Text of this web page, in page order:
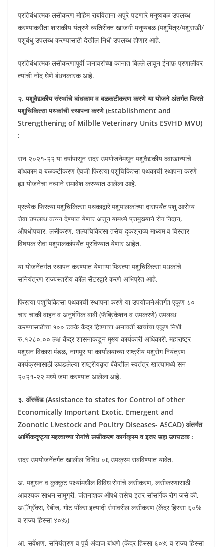
प्रतिबंधात्मक लसीकरण मोहिम राबविताना अपुरे पडणारे मनुष्यबळ उपलब्ध
करण्याकरीता शासकीय यंत्रणे व्यतिरीक्त खाजगी मनुष्यबळ (पशुमित्र/पशुसखी/
पशुबंधु उपलब्ध करण्यासाठी देखील निधी उपलब्ध होणार आहे.
प्रतिबंधात्मक लसीकरणापूर्वी जनावरांच्या कानात बिल्ले लावून ईनाफ़ प्रणालीवर
त्यांची नोंद घेणे बंधनकारक आहे.
२. पशुवैद्यकीय संस्थांचे बांधकाम व बळकटीकरण करणे या योजने अंतर्गत फिरते
पशुचिकित्सा पथकांची स्थापना करणे (Establishment and
Strengthening of Milblle Veterinary Units ESVHD MVU)
:
सन २०२१-२२ या वर्षापासून सदर उपयोजनेमधून पशुवैद्यकीय दवाखान्यांचे
बांधकाम व बळकटीकरण ऐवजी फिरत्या पशुचिकित्सा पथकाची स्थापना करणे
ह्या योजनेचा नव्याने समावेश करण्यात आलेला आहे.
प्रत्येक फिरत्या पशुचिकित्सा पथकाद्वारे पशुपालकांच्या दारापर्यंत पशु आरोग्य
सेवा उपलब्ध करुन देण्यात येणार असून यामध्ये प्रामुख्याने रोग निदान,
औषधोपचार, लसीकरण, शल्यचिकित्सा तसेच दृकश्राव्य माध्यम व विस्तार
विषयक सेवा पशुपालकांपर्यंत पुरविण्यात येणार आहेत.
या योजनेंतर्गत स्थापन करण्यात येणाऱ्या फिरत्या पशुचिकित्सा पथकांचे
सनियंत्रण राज्यस्तरीय कॉल सेंटरद्वारे करणे अभिप्रेत आहे.
फिरत्या पशुचिकित्सा पथकाची स्थापना करणे या उपयोजनेअंतर्गत एकूण ८०
चार चाकी वाहन व अनुषंगिक बाबी (फॅब्रिकेशन व उपकरणे) उपलब्ध
करण्यासाठीचा १०० टक्के केंद्र हिश्याचा अनावर्ती खर्चाचा एकूण निधी
रु.१२८०,०० लक्ष केंद्र शासनाकडून मुख्य कार्यकारी अधिकारी, महाराष्ट्र
पशुधन विकास मंडळ, नागपूर या कार्यालयाच्या राष्ट्रीय पशुरोग नियंत्रण
कार्यक्रमासाठी उघडलेल्या राष्ट्रीयकृत बँकेतील स्वतंत्र खात्यामध्ये सन
२०२१-२२ मध्ये जमा करण्यात आलेला आहे.
३. ॲस्कॅड (Assistance to states for Control of other
Economically Important Exotic, Emergent and
Zoonotic Livestock and Poultry Diseases- ASCAD) अंतर्गत
आर्थिकदृष्ट्या महत्वाच्या रोगांचे लसीकरण कार्यक्रम व इतर सहा उपघटक :
सदर उपयोजनेंतर्गत खालील विविध ०६ उपक्रम राबविण्यात यावेत.
अ. पशुधन व कुक्कुट पक्ष्यांमधील विविध रोगांचे लसीकरण, लसीकरणासाठी
आवश्यक साधन सामुग्री, जंतनाशक औषधे तसेच इतर सांसर्गिक रोग जसे की,
अॅग्रॅक्स, रेबीज, गोट पॉक्स इत्यादी रोगांवरील लसीकरण (केंद्र हिस्सा ६०%
व राज्य हिस्सा ४०%)
आ. सर्वेक्षण, सनियंत्रण व पुर्व अंदाज बांधणे (केंद्र हिस्सा ६०% व राज्य हिस्सा